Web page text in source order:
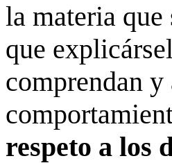
la materia que
que
comprendan y
respeto a los